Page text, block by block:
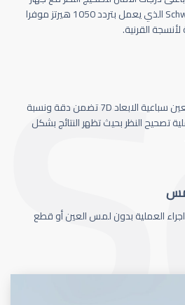
Schwind Amaris 1050 الذي يعمل بتردد 1050 هيرتز موفرا
القرنية.
كاميرا تتبع حركة العين سباعية الابعاد 7D تضمن دقة ونسبة
تصحيح النظر بحيث تظهر النتائج بشكل
العملية بدون لمس العين أو قطع